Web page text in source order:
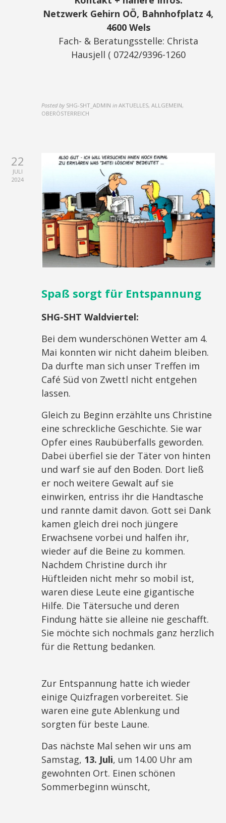
Netzwerk Gehirn OÖ, Bahnhofplatz 4,
4600 Wels
Fach- & Beratungsstelle: Christa
Hausjell ( 07242/9396-1260
Posted by SHG-SHT_ADMIN in AKTUELLES, ALLGEMEIN,
OBERÖSTERREICH
22
JULI
2024
Spaß sorgt für Entspannung
SHG-SHT Waldviertel:
Bei dem wunderschönen Wetter am 4.
Mai konnten wir nicht daheim bleiben.
Da durfte man sich unser Treffen im
Café Süd von Zwettl nicht entgehen
lassen.
Gleich zu Beginn erzählte uns Christine
eine schreckliche Geschichte. Sie war
Opfer eines Raubüberfalls geworden.
Dabei überfiel sie der Täter von hinten
und warf sie auf den Boden. Dort ließ
er noch weitere Gewalt auf sie
einwirken, entriss ihr die Handtasche
und rannte damit davon. Gott sei Dank
kamen gleich drei noch jüngere
Erwachsene vorbei und halfen ihr,
wieder auf die Beine zu kommen.
Nachdem Christine durch ihr
Hüftleiden nicht mehr so mobil ist,
waren diese Leute eine gigantische
Hilfe. Die Tätersuche und deren
Findung hätte sie alleine nie geschafft.
Sie möchte sich nochmals ganz herzlich
für die Rettung bedanken.
Zur Entspannung hatte ich wieder
einige Quizfragen vorbereitet. Sie
waren eine gute Ablenkung und
sorgten für beste Laune.
Das nächste Mal sehen wir uns am
Samstag, 13. Juli, um 14.00 Uhr am
gewohnten Ort. Einen schönen
Sommerbeginn wünscht,